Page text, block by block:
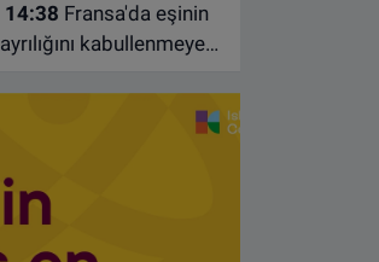
14:38
ayrılığını kabullenmeyen